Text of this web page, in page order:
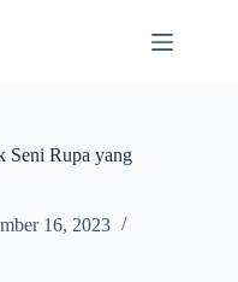
Seni Rupa yang
16, 2023